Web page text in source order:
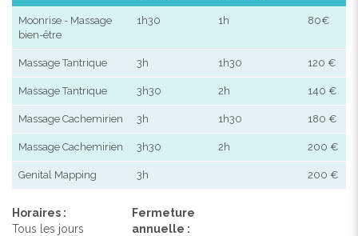
Moonrise - Massage
bien-être
1h30 1h 80€
Massage Tantrique 3h 1h30 120 €
Massage Tantrique 3h30 2h 140 €
Massage Cachemirien 3h 1h30 180 €
Massage Cachemirien 3h30 2h 200 €
Genital Mapping 3h 200 €
Horaires :
Tous les jours
Fermeture
annuelle :